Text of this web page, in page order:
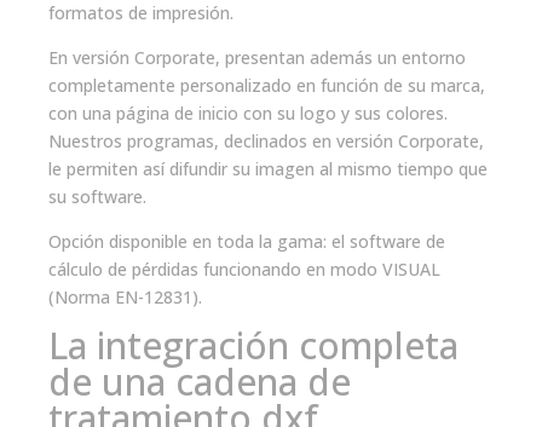
formatos de impresión.
En versión Corporate, presentan además un entorno
completamente personalizado en función de su marca,
con una página de inicio con su logo y sus colores.
Nuestros programas, declinados en versión Corporate,
le permiten así difundir su imagen al mismo tiempo que
su software.
Opción disponible en toda la gama: el software de
cálculo de pérdidas funcionando en modo VISUAL
(Norma EN-12831).
La integración completa
de una cadena de